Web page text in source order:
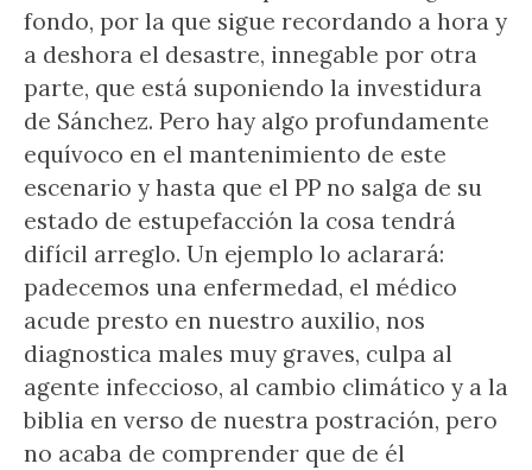
fondo, por la que sigue recordando a hora y
a deshora el desastre, innegable por otra
parte, que está suponiendo la investidura
de Sánchez. Pero hay algo profundamente
equívoco en el mantenimiento de este
escenario y hasta que el PP no salga de su
estado de estupefacción la cosa tendrá
difícil arreglo. Un ejemplo lo aclarará:
padecemos una enfermedad, el médico
acude presto en nuestro auxilio, nos
diagnostica males muy graves, culpa al
agente infeccioso, al cambio climático y a la
biblia en verso de nuestra postración, pero
no acaba de comprender que de él